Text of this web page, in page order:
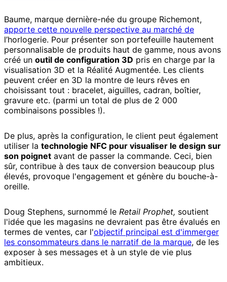
Baume, marque dernière-née du groupe Richemont,
apporte cette nouvelle perspective au marché de
l’horlogerie. Pour présenter son portefeuille hautement
personnalisable de produits haut de gamme, nous avons
créé un outil de configuration 3D pris en charge par la
visualisation 3D et la Réalité Augmentée. Les clients
peuvent créer en 3D la montre de leurs rêves en
choisissant tout : bracelet, aiguilles, cadran, boîtier,
gravure etc. (parmi un total de plus de 2 000
combinaisons possibles !).
De plus, après la configuration, le client peut également
utiliser la technologie NFC pour visualiser le design sur
son poignet avant de passer la commande. Ceci, bien
sûr, contribue à des taux de conversion beaucoup plus
élevés, provoque l'engagement et génère du bouche-à-
oreille.
Doug Stephens, surnommé le Retail Prophet, soutient
l'idée que les magasins ne devraient pas être évalués en
termes de ventes, car l'objectif principal est d'immerger
les consommateurs dans le narratif de la marque, de les
exposer à ses messages et à un style de vie plus
ambitieux.